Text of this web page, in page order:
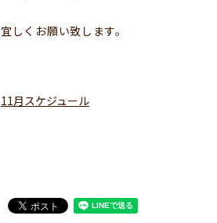
宜しくお願い致します。
11月スケジュール